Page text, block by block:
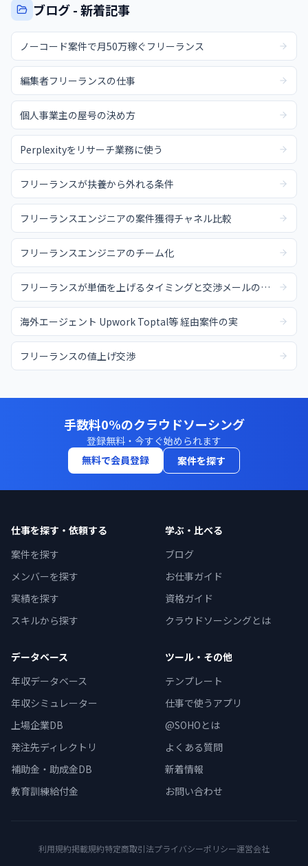
ブログ - 新着記事
ノーコード案件で月50万稼ぐフリーランス
編集者フリーランスの仕事
個人事業主の屋号の決め方
Perplexityをリサーチ業務に使う
フリーランスが扶養から外れる条件
フリーランスエンジニアの案件獲得チャネル比較
フリーランスエンジニアのチーム化
フリーランスが単価を上げるタイミングと交渉メールの例文
海外エージェント Upwork Toptal等 経由案件の実
フリーランスの値上げ交渉
手数料0%のクラウドソーシング
登録無料・今すぐ始められます
無料で会員登録
案件を探す
仕事を探す・依頼する
案件を探す
メンバーを探す
実績を探す
スキルから探す
学ぶ・比べる
ブログ
お仕事ガイド
資格ガイド
クラウドソーシングとは
データベース
年収データベース
年収シミュレーター
上場企業DB
発注先ディレクトリ
補助金・助成金DB
教育訓練給付金
ツール・その他
テンプレート
仕事で使うアプリ
@SOHOとは
よくある質問
新着情報
お問い合わせ
利用規約掲載規約特定商取引法プライバシーポリシー運営会社